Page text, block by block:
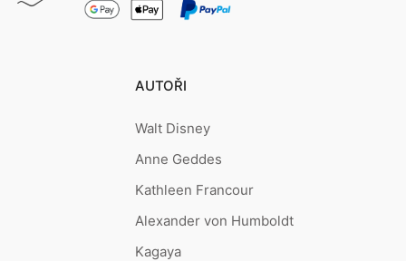
AUTOŘI
Walt Disney
Anne Geddes
Kathleen Francour
Alexander von Humboldt
Kagaya